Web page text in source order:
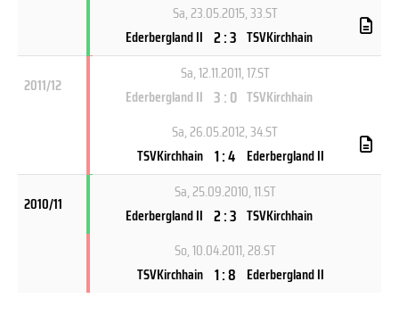
Sa, 23.05.2015, 33.ST
Ederbergland II 2 : 3 TSVKirchhain
2011/12
Sa, 12.11.2011, 17.ST
Ederbergland II 3 : 0 TSVKirchhain
Sa, 26.05.2012, 34.ST
TSVKirchhain 1 : 4 Ederbergland II
2010/11
Sa, 25.09.2010, 11.ST
Ederbergland II 2 : 3 TSVKirchhain
So, 10.04.2011, 28.ST
TSVKirchhain 1 : 8 Ederbergland II